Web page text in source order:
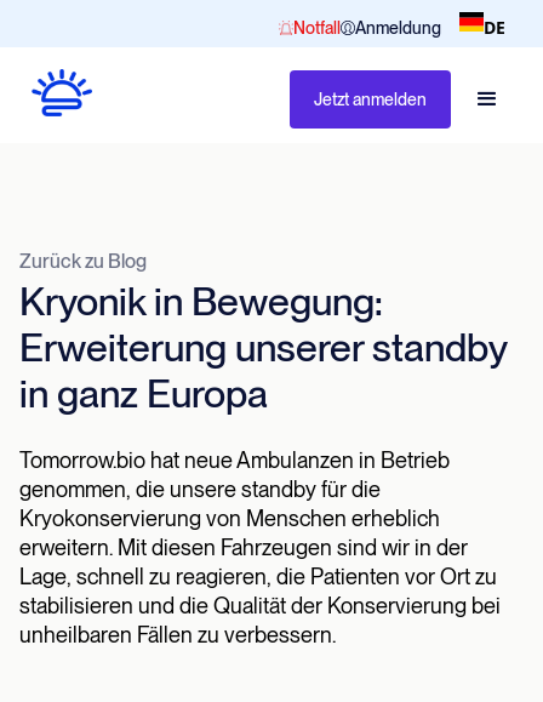
Notfall Anmeldung DE
Jetzt anmelden
Zurück zu Blog
Kryonik in Bewegung:
Erweiterung unserer standby
in ganz Europa
Tomorrow.bio hat neue Ambulanzen in Betrieb
genommen, die unsere standby für die
Kryokonservierung von Menschen erheblich
erweitern. Mit diesen Fahrzeugen sind wir in der
Lage, schnell zu reagieren, die Patienten vor Ort zu
stabilisieren und die Qualität der Konservierung bei
unheilbaren Fällen zu verbessern.